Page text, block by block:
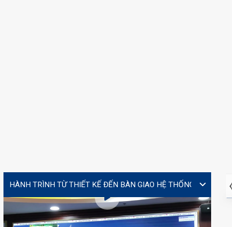
MS. TÚ (JENNY)
VIDEO
Lễ ký kết hợp tác giữa Yourtech và Tây Đô Long An tại
Coating Expo 2026